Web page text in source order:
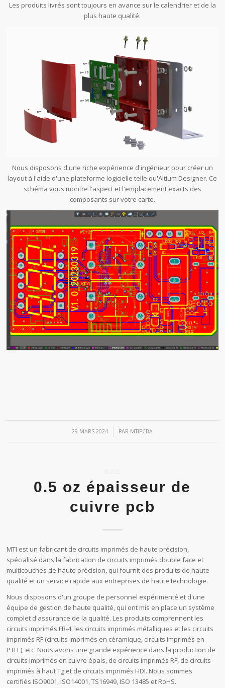
Les produits livrés sont toujours en avance sur le calendrier et de la
plus haute qualité.
Nous disposons d'une riche expérience d'ingénieur pour créer un
layout à l'aide d'une plateforme logicielle telle qu'Altium Designer. Ce
schéma vous montre l'aspect et l'emplacement exacts des
composants sur votre carte.
29 MARS 2024
/ PAR MTIPCBA
0.5 oz épaisseur de
cuivre pcb
MTI est un fabricant de circuits imprimés de haute précision,
spécialisé dans la fabrication de circuits imprimés double face et
multicouches de haute précision, qui fournit des produits de haute
qualité et un service rapide aux entreprises de haute technologie.
Nous disposons d'un groupe de personnel expérimenté et d'une
équipe de gestion de haute qualité, qui ont mis en place un système
complet d'assurance de la qualité. Les produits comprennent les
circuits imprimés FR-4, les circuits imprimés métalliques et les circuits
imprimés RF (circuits imprimés en céramique, circuits imprimés en
PTFE), etc. Nous avons une grande expérience dans la production de
circuits imprimés en cuivre épais, de circuits imprimés RF, de circuits
imprimés à haut Tg et de circuits imprimés HDI. Nous sommes
certifiés ISO9001, ISO14001, TS16949, ISO 13485 et RoHS.